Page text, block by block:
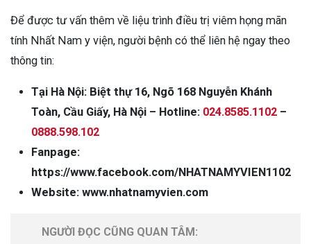
Để được tư vấn thêm về liệu trình điều trị viêm họng mãn
tính Nhất Nam y viện, người bệnh có thể liên hệ ngay theo
thông tin:
Tại Hà Nội: Biệt thự 16, Ngõ 168 Nguyễn Khánh
Toàn, Cầu Giấy, Hà Nội – Hotline: 024.8585.1102 –
0888.598.102
Fanpage:
https://www.facebook.com/NHATNAMYVIEN1102
Website: www.nhatnamyvien.com
NGƯỜI ĐỌC CŨNG QUAN TÂM: